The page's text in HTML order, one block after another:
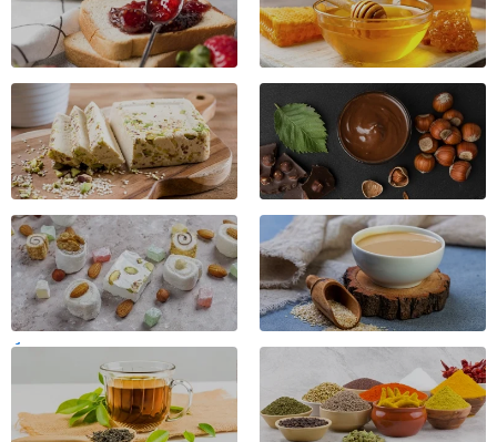
HELVA
FINDIK
EZMESI
LOKUM
TAHIN
&
PEKMEZ
BITKISEL
ÇAYLAR BAHARAT